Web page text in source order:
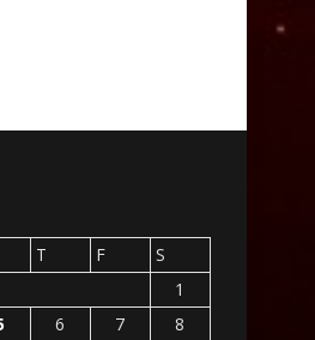
T F
S
1
6 7 8